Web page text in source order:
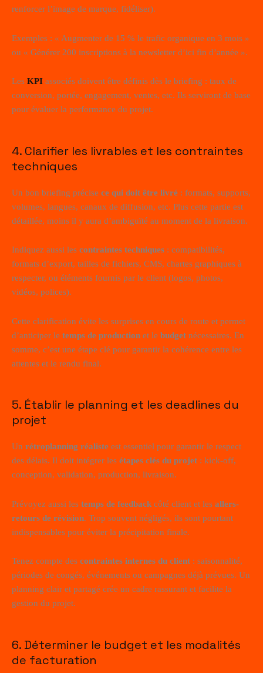
renforcer l’image de marque, fidéliser).
Exemples : « Augmenter de 15 % le trafic organique en 3 mois »
ou « Générer 200 inscriptions à la newsletter d’ici fin d’année ».
Les KPI associés doivent être définis dès le briefing : taux de
conversion, portée, engagement, ventes, etc. Ils serviront de base
pour évaluer la performance du projet.
4. Clarifier les livrables et les contraintes
techniques
Un bon briefing précise ce qui doit être livré : formats, supports,
volumes, langues, canaux de diffusion, etc. Plus cette partie est
détaillée, moins il y aura d’ambiguïté au moment de la livraison.
Indiquez aussi les contraintes techniques : compatibilités,
formats d’export, tailles de fichiers, CMS, chartes graphiques à
respecter, ou éléments fournis par le client (logos, photos,
vidéos, polices).
Cette clarification évite les surprises en cours de route et permet
d’anticiper le temps de production et le budget nécessaires. En
somme, c’est une étape clé pour garantir la cohérence entre les
attentes et le rendu final.
5. Établir le planning et les deadlines du
projet
Un rétroplanning réaliste est essentiel pour garantir le respect
des délais. Il doit intégrer les étapes clés du projet : kick-off,
conception, validation, production, livraison.
Prévoyez aussi les temps de feedback côté client et les allers-
retours de révision. Trop souvent négligés, ils sont pourtant
indispensables pour éviter la précipitation finale.
Tenez compte des contraintes internes du client : saisonnalité,
périodes de congés, événements ou campagnes déjà prévues. Un
planning clair et partagé crée un cadre rassurant et facilite la
gestion du projet.
6. Déterminer le budget et les modalités
de facturation